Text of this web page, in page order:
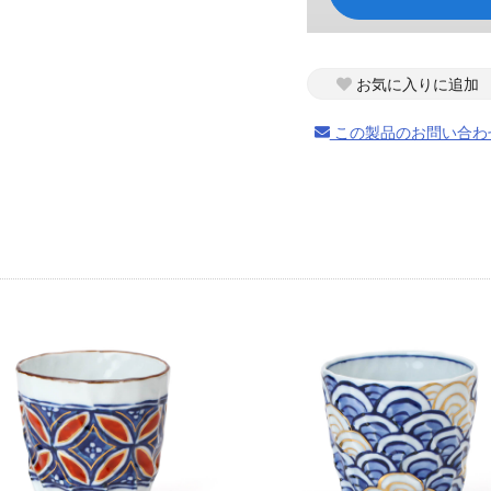
お買い物を続ける カートへ進む
お気に入りに追加
この製品のお問い合わ